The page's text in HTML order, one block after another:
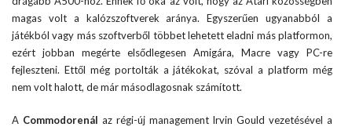
magas volt a kalózszoftverek aránya. Egyszerűen ugyanabból a
játékból vagy más szoftverből többet lehetett eladni más platformon,
ezért jobban megérte elsődlegesen Amigára, Macre vagy PC-re
fejleszteni. Ettől még portolták a játékokat, szóval a platform még
nem volt halott, de már másodlagosnak számított.
A Commodorenál az régi-új management Irvin Gould vezetésével a